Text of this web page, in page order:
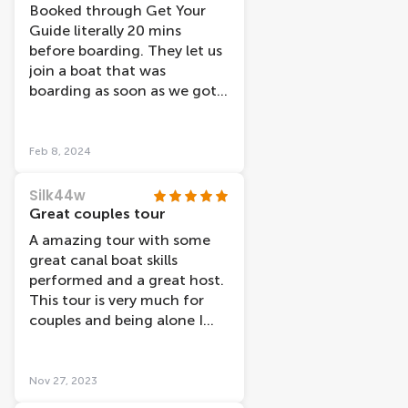
Booked through Get Your
Guide literally 20 mins
before boarding. They let us
join a boat that was
boarding as soon as we got
weren’t so busy. We took a
Maybe evening cruises would
be better in warmer months
with open boats. The boat
was modern, clean and
warm and no condensation
at all during any part of our
cruise. The headphones were
included and the audio
added bits and pieces of
Feb 8, 2024
Silk44w
Great couples tour
A amazing tour with some
great canal boat skills
performed and a great host.
This tour is very much for
couples and being alone I
Nov 27, 2023